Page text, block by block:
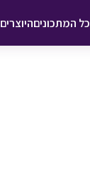
כל המתכוניםהיוצרים